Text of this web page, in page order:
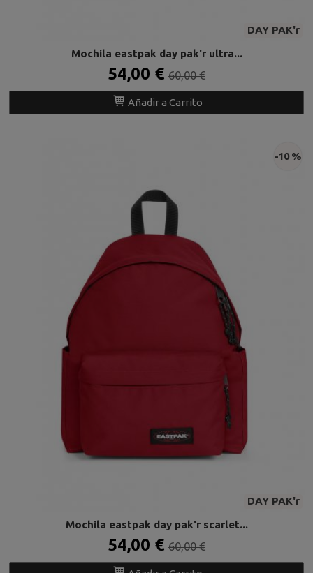
DAY PAK'r
Mochila eastpak day pak'r ultra...
54,00 € 60,00 €
Añadir a Carrito
DAY PAK'r
-10 %
Mochila eastpak day pak'r scarlet...
54,00 € 60,00 €